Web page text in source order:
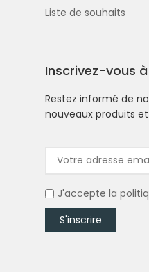
Liste de souhaits
Inscrivez-vous
Restez informé de
nouveaux produits
J'accepte la